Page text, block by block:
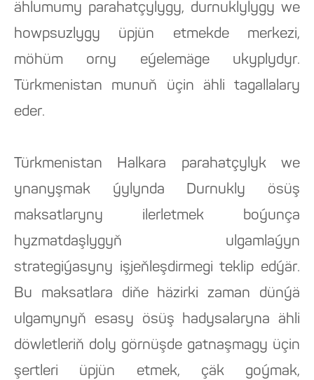
ählumumy parahatçylygy, durnuklylygy we
howpsuzlygy üpjün etmekde merkezi,
möhüm orny eýelemäge ukyplydyr.
Türkmenistan munuň üçin ähli tagallalary
eder.
Türkmenistan Halkara parahatçylyk we
ynanyşmak ýylynda Durnukly ösüş
maksatlaryny ilerletmek boýunça
hyzmatdaşlygyň ulgamlaýyn
strategiýasyny işjeňleşdirmegi teklip edýär.
Bu maksatlara diňe häzirki zaman dünýä
ulgamynyň esasy ösüş hadysalaryna ähli
döwletleriň doly görnüşde gatnaşmagy üçin
şertleri üpjün etmek, çäk goýmak,